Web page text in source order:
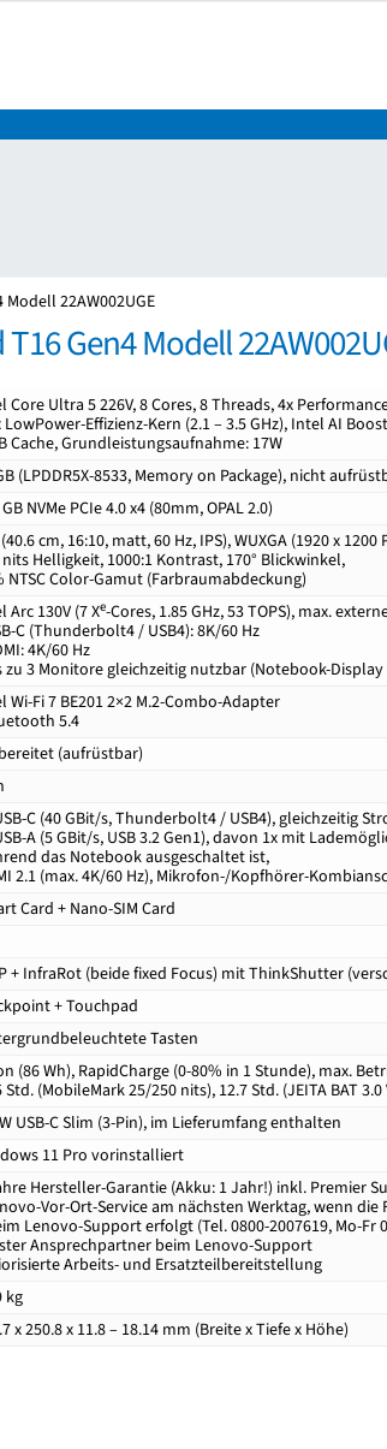
22AW002UGE
Gen4 Modell
Core Ultra 5 226V, 8 Cores, 8 Threads, 4x
LowPower-Effizienz-Kern (2.1 – 3.5 GHz), Intel AI
Cache, Grundleistungsaufnahme: 17W
(LPDDR5X-8533, Memory on Package), nicht
NVMe PCIe 4.0 x4 (80mm, OPAL 2.0)
cm, 16:10, matt, 60 Hz, IPS), WUXGA (1920 x 1200
Helligkeit, 1000:1 Kontrast, 170° Blickwinkel,
NTSC Color-Gamut (Farbraumabdeckung)
Arc 130V (7 Xe-Cores, 1.85 GHz, 53 TOPS), max.
C (Thunderbolt4 / USB4): 8K/60 Hz
4K/60 Hz
zu 3 Monitore gleichzeitig nutzbar (Notebook-
Wi-Fi 7 BE201 2×2 M.2-Combo-Adapter
5.4
(aufrüstbar)
C (40 GBit/s, Thunderbolt4 / USB4), gleichzeitig
A (5 GBit/s, USB 3.2 Gen1), davon 1x mit
das Notebook ausgeschaltet ist,
2.1 (max. 4K/60 Hz), Mikrofon-/Kopfhörer-
Card + Nano-SIM Card
+ InfraRot (beide fixed Focus) mit ThinkShutter
+ Touchpad
Tasten
(86 Wh), RapidCharge (0-80% in 1 Stunde), max.
Std. (MobileMark 25/250 nits), 12.7 Std. (JEITA BAT
USB-C Slim (3-Pin), im Lieferumfang enthalten
11 Pro vorinstalliert
Hersteller-Garantie (Akku: 1 Jahr!) inkl. Premier
Vor-Ort-Service am nächsten Werktag, wenn
Lenovo-Support erfolgt (Tel. 0800-2007619, Mo-Fr
Ansprechpartner beim Lenovo-Support
Arbeits- und Ersatzteilbereitstellung
kg
x 250.8 x 11.8 – 18.14 mm (Breite x Tiefe x Höhe)